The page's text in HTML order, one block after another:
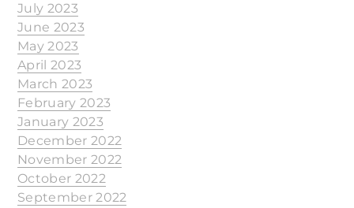
July 2023
June 2023
May 2023
April 2023
March 2023
February 2023
January 2023
December 2022
November 2022
October 2022
September 2022